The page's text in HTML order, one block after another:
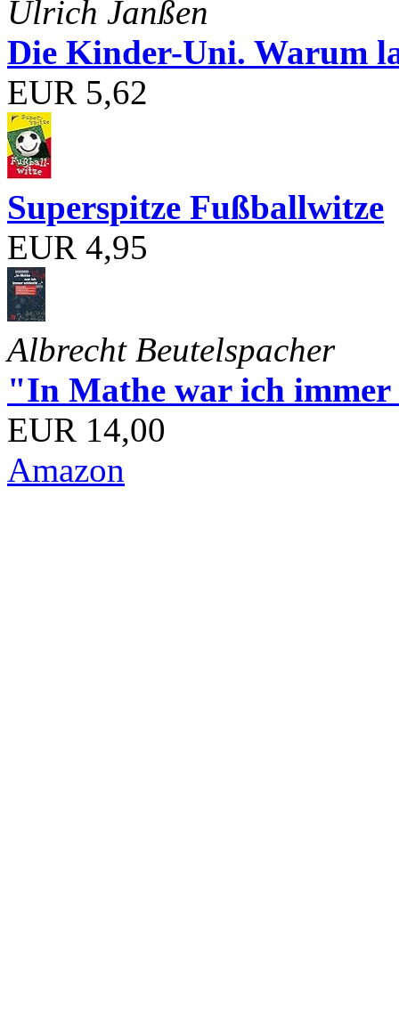
Ulrich Janßen
Die Kinder-Uni. Warum
EUR 5,62
Superspitze Fußballwitze
EUR 4,95
Albrecht Beutelspacher
"In Mathe war ich immer
EUR 14,00
Amazon